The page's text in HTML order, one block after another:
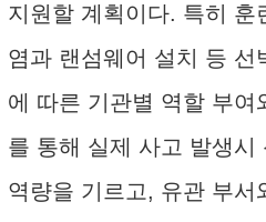
지원할 계획이다. 특히 훈
염과 랜섬웨어 설치 등 선
에 따른 기관별 역할 부여
를 통해 실제 사고 발생시
역량을 기르고, 유관 부서